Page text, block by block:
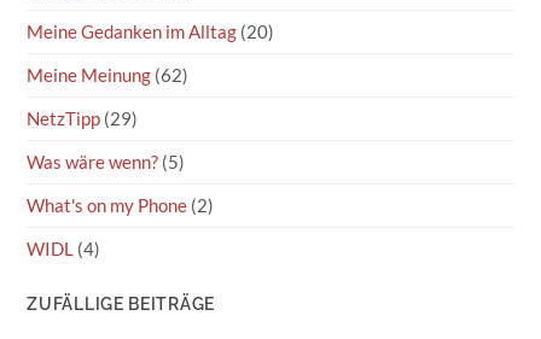
Meine Gedanken im Alltag (20)
Meine Meinung (62)
NetzTipp (29)
Was wäre wenn? (5)
What's on my Phone (2)
WIDL (4)
ZUFÄLLIGE BEITRÄGE